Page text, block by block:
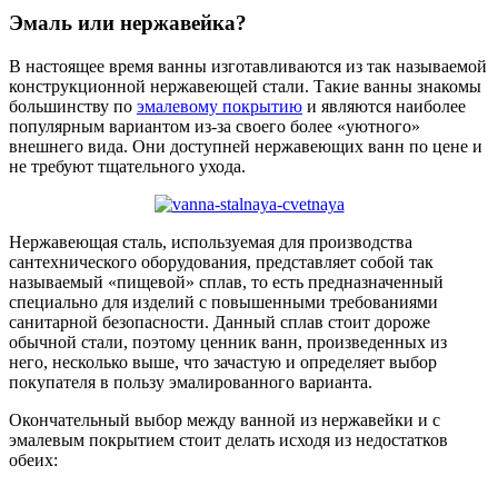
Эмаль или нержавейка?
В настоящее время ванны изготавливаются из так называемой
конструкционной нержавеющей стали. Такие ванны знакомы
большинству по эмалевому покрытию и являются наиболее
популярным вариантом из-за своего более «уютного»
внешнего вида. Они доступней нержавеющих ванн по цене и
не требуют тщательного ухода.
Нержавеющая сталь, используемая для производства
сантехнического оборудования, представляет собой так
называемый «пищевой» сплав, то есть предназначенный
специально для изделий с повышенными требованиями
санитарной безопасности. Данный сплав стоит дороже
обычной стали, поэтому ценник ванн, произведенных из
него, несколько выше, что зачастую и определяет выбор
покупателя в пользу эмалированного варианта.
Окончательный выбор между ванной из нержавейки и с
эмалевым покрытием стоит делать исходя из недостатков
обеих: